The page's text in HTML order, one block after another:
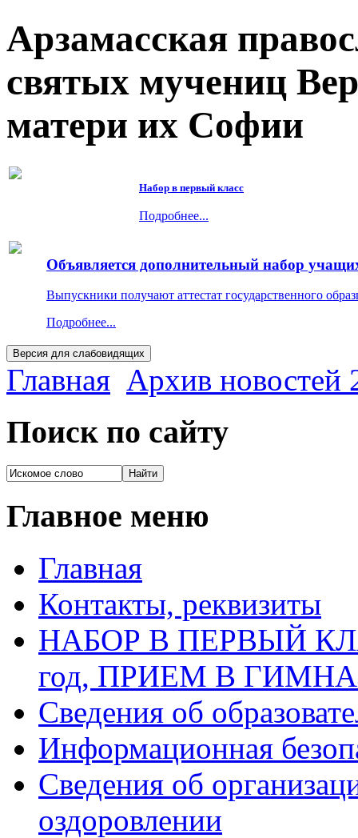
Арзамасская
святых мучениц
матери их Софии
Набор в первый класс
Подробнее...
Объявляется дополнительный набор
Выпускники получают аттестат государственного
Подробнее...
Главная Архив новостей
Поиск по сайту
Главное меню
Главная
Контакты, реквизиты
НАБОР В ПЕРВЫЙ
год, ПРИЕМ В
Сведения об
Информационная
Сведения об
оздоровлении